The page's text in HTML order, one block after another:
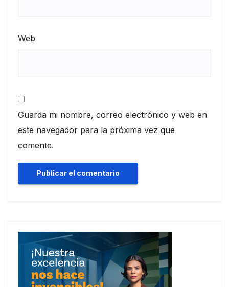
Web
Guarda mi nombre, correo electrónico y web en
este navegador para la próxima vez que
comente.